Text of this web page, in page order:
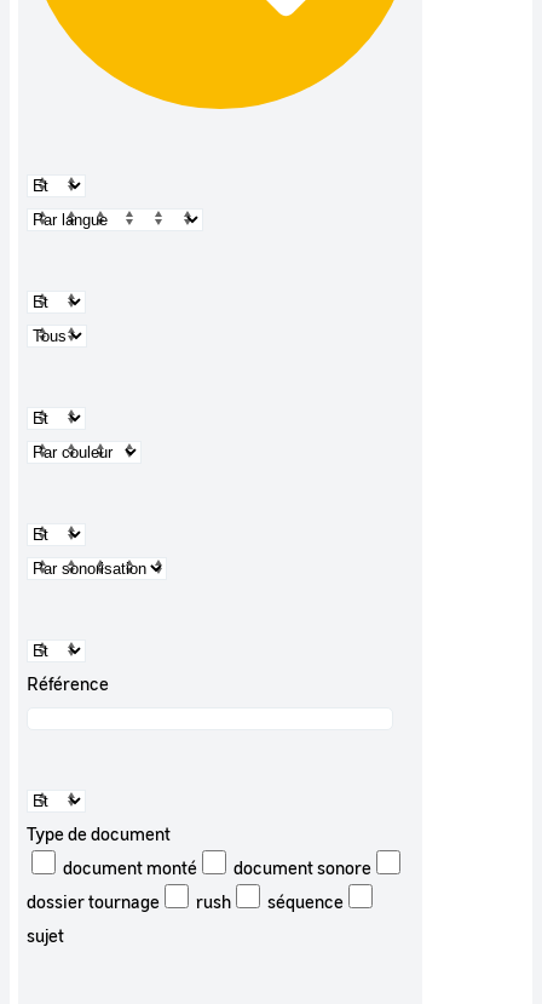
Référence
Type de document
document monté
document sonore
dossier tournage
rush
séquence
sujet